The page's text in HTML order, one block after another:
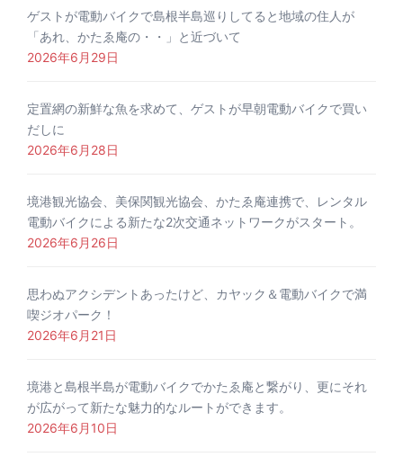
ゲストが電動バイクで島根半島巡りしてると地域の住人が
「あれ、かたゑ庵の・・」と近づいて
2026年6月29日
定置網の新鮮な魚を求めて、ゲストが早朝電動バイクで買い
だしに
2026年6月28日
境港観光協会、美保関観光協会、かたゑ庵連携で、レンタル
電動バイクによる新たな2次交通ネットワークがスタート。
2026年6月26日
思わぬアクシデントあったけど、カヤック＆電動バイクで満
喫ジオパーク！
2026年6月21日
境港と島根半島が電動バイクでかたゑ庵と繋がり、更にそれ
が広がって新たな魅力的なルートができます。
2026年6月10日